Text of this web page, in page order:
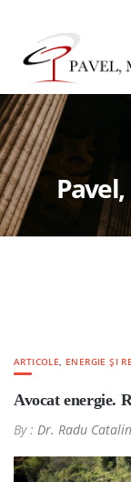
ARTICOLE, ENERGIE ȘI
Avocat energie.
By : Dr. Radu